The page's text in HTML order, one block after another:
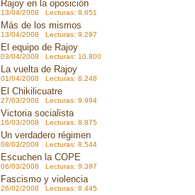
Rajoy en la oposición
13/04/2008 Lecturas: 8.651
Más de los mismos
13/04/2008 Lecturas: 9.297
El equipo de Rajoy
03/04/2008 Lecturas: 10.800
La vuelta de Rajoy
01/04/2008 Lecturas: 8.248
El Chikilicuatre
27/03/2008 Lecturas: 9.994
Victoria socialista
16/03/2008 Lecturas: 8.875
Un verdadero régimen
08/03/2008 Lecturas: 8.544
Escuchen la COPE
06/03/2008 Lecturas: 9.397
Fascismo y violencia
26/02/2008 Lecturas: 8.445